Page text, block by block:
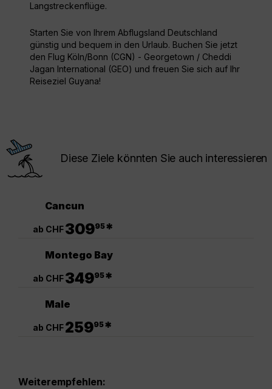
Langstreckenflüge.
Starten Sie von Ihrem Abflugsland Deutschland
günstig und bequem in den Urlaub. Buchen Sie jetzt
den Flug Köln/Bonn (CGN) - Georgetown / Cheddi
Jagan International (GEO) und freuen Sie sich auf Ihr
Reiseziel Guyana!
Diese Ziele könnten Sie auch interessieren
Cancun
ab CHF30995*
Montego Bay
ab CHF34995*
Male
ab CHF25995*
Weiterempfehlen: